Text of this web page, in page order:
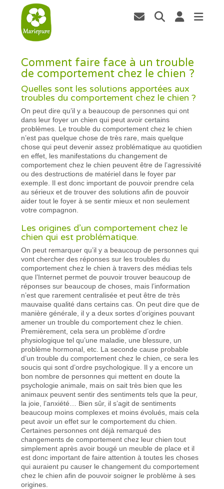
Comment faire face à un trouble
de comportement chez le chien ?
Quelles sont les solutions apportées aux
troubles du comportement chez le chien ?
On peut dire qu’il y a beaucoup de personnes qui ont
dans leur foyer un chien qui peut avoir certains
problèmes. Le trouble du comportement chez le chien
n’est pas quelque chose de très rare, mais quelque
chose qui peut devenir assez problématique au quotidien
en effet, les manifestations du changement de
comportement chez le chien peuvent être de l’agressivité
ou des destructions de matériel dans le foyer par
exemple. Il est donc important de pouvoir prendre cela
au sérieux et de trouver des solutions afin de pouvoir
aider tout le foyer à se sentir mieux et non seulement
votre compagnon.
Les origines d’un comportement chez le
chien qui est problématique.
On peut remarquer qu’il y a beaucoup de personnes qui
vont chercher des réponses sur les troubles du
comportement chez le chien à travers des médias tels
que l’Internet permet de pouvoir trouver beaucoup de
réponses sur beaucoup de choses, mais l’information
n’est que rarement centralisée et peut être de très
mauvaise qualité dans certains cas. On peut dire que de
manière générale, il y a deux sortes d’origines pouvant
amener un trouble du comportement chez le chien.
Premièrement, cela sera un problème d’ordre
physiologique tel qu’une maladie, une blessure, un
problème hormonal, etc. La seconde cause probable
d’un trouble du comportement chez le chien, ce sera les
soucis qui sont d’ordre psychologique. Il y a encore un
bon nombre de personnes qui mettent en doute la
psychologie animale, mais on sait très bien que les
animaux peuvent sentir des sentiments tels que la peur,
la joie, l’anxiété… Bien sûr, il s’agit de sentiments
beaucoup moins complexes et moins évolués, mais cela
peut avoir un effet sur le comportement du chien.
Certaines personnes ont déjà remarqué des
changements de comportement chez leur chien tout
simplement après avoir bougé un meuble de place et il
est donc important de faire attention à toutes les choses
qui auraient pu causer le changement du comportement
chez le chien afin de pouvoir soigner le problème à ses
origines.